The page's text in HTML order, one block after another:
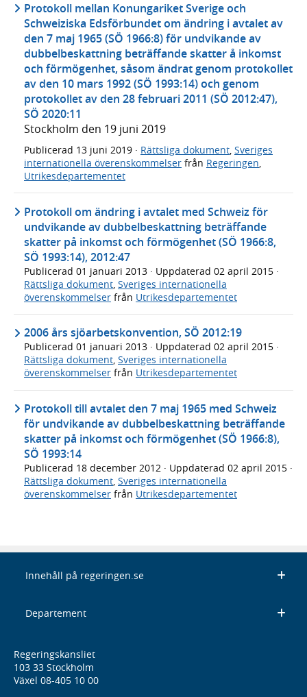
Protokoll mellan Konungariket Sverige och
Schweiziska Edsförbundet om ändring i avtalet av
den 7 maj 1965 (SÖ 1966:8) för undvikande av
dubbelbeskattning beträffande skatter å inkomst
och förmögenhet, såsom ändrat genom protokollet
av den 10 mars 1992 (SÖ 1993:14) och genom
protokollet av den 28 februari 2011 (SÖ 2012:47),
SÖ 2020:11
Stockholm den 19 juni 2019
Publicerad 13 juni 2019 · Rättsliga dokument, Sveriges
internationella överenskommelser från Regeringen,
Utrikesdepartementet
Protokoll om ändring i avtalet med Schweiz för
undvikande av dubbelbeskattning beträffande
skatter på inkomst och förmögenhet (SÖ 1966:8,
SÖ 1993:14), 2012:47
Publicerad 01 januari 2013 · Uppdaterad 02 april 2015 ·
Rättsliga dokument, Sveriges internationella
överenskommelser från Utrikesdepartementet
2006 års sjöarbetskonvention, SÖ 2012:19
Publicerad 01 januari 2013 · Uppdaterad 02 april 2015 ·
Rättsliga dokument, Sveriges internationella
överenskommelser från Utrikesdepartementet
Protokoll till avtalet den 7 maj 1965 med Schweiz
för undvikande av dubbelbeskattning beträffande
skatter på inkomst och förmögenhet (SÖ 1966:8),
SÖ 1993:14
Publicerad 18 december 2012 · Uppdaterad 02 april 2015 ·
Rättsliga dokument, Sveriges internationella
överenskommelser från Utrikesdepartementet
Innehåll på regeringen.se
Departement
Regeringskansliet
103 33 Stockholm
Växel 08-405 10 00